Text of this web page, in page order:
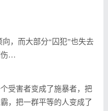
，而大部分“囚犯”也失去
伤…
受害者变成了施暴者，把
，把一群平等的人变成了